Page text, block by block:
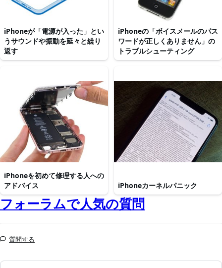
iPhoneが「電源が入った」とい
うサウンドや振動を延々と繰り
返す
iPhoneの「ボイスメールのパス
ワードが正しくありません」の
トラブルシューティング
iPhoneを初めて修理する人への
アドバイス
iPhoneカーネルパニック
フォーラムで人気の質問
質問する